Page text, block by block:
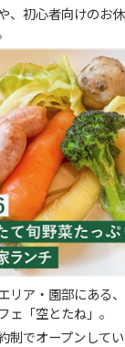
、初心者向けのお
リア・園部にある
ェ「空とたね」。
制でオープンして